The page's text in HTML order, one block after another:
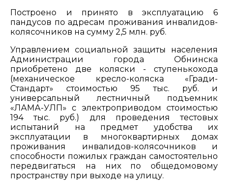
Построено и принято в эксплуатацию 6
пандусов по адресам проживания инвалидов-
колясочников на сумму 2,5 млн. руб.
Управлением социальной защиты населения
Администрации города Обнинска
приобретено две коляски - ступенькохода
(механическое кресло-коляска «Гради-
Стандарт» стоимостью 95 тыс. руб. и
универсальный лестничный подъемник
«ЛАМА-УЛП» с электроприводом стоимостью
194 тыс. руб.) для проведения тестовых
испытаний на предмет удобства их
эксплуатации в многоквартирных домах
проживания инвалидов-колясочников и
способности пожилых граждан самостоятельно
передвигаться на них по общедомовому
пространству при выходе на улицу.